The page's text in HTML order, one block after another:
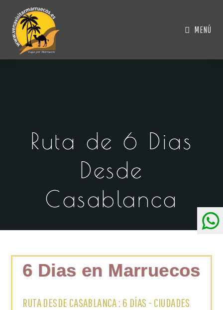
MENÚ
Ruta de 6 Dias
Desde
Casablanca
6 Dias en Marruecos
RUTA DESDE CASABLANCA : 6 DÍAS - CIUDADES